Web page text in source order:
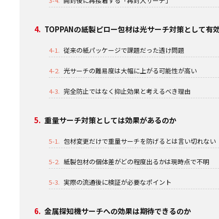
4. TOPPANの紙製ピロー包材は光サーチ対策として有
4-1. 従来の紙パッケージで課題だった透け問題
4-2. 光サーチの難易度は大幅に上がる可能性が高い
4-3. 完全防止ではなく抑止効果と考えるべき理由
5. 重量サーチ対策としては効果があるのか
5-1. 包材変更だけで重量サーチを防げるとは言い切れない
5-2. 紙製包材の個体差がどの程度出るかは現時点で不明
5-3. 実際の流通後に検証が必要なポイント
6. 金属探知機サーチへの効果は期待できるのか